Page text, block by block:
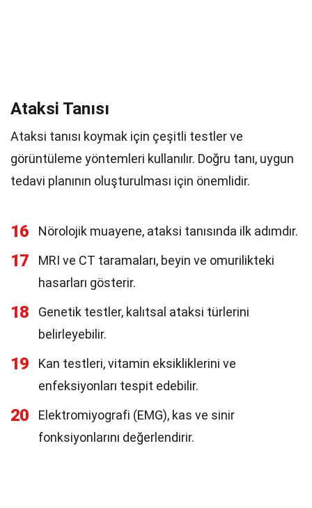
Ataksi Tanısı
Ataksi tanısı koymak için çeşitli testler ve
görüntüleme yöntemleri kullanılır. Doğru tanı, uygun
tedavi planının oluşturulması için önemlidir.
16 Nörolojik muayene, ataksi tanısında ilk adımdır.
17
MRI ve CT taramaları, beyin ve omurilikteki
hasarları gösterir.
18
Genetik testler, kalıtsal ataksi türlerini
belirleyebilir.
19
Kan testleri, vitamin eksikliklerini ve
enfeksiyonları tespit edebilir.
20
Elektromiyografi (EMG), kas ve sinir
fonksiyonlarını değerlendirir.